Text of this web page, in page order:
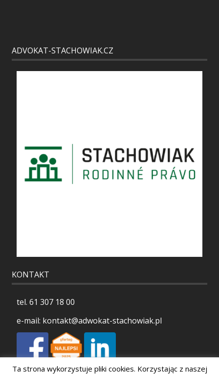
ADVOKAT-STACHOWIAK.CZ
KONTAKT
tel. 61 307 18 00
e-mail: kontakt@adwokat-stachowiak.pl
Ta strona wykorzystuje pliki cookies. Korzystając z naszej